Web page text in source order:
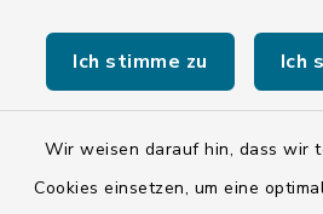
Ich stimme zu Ich
Wir weisen darauf hin, dass wir
Cookies einsetzen, um eine
E-Ladestation